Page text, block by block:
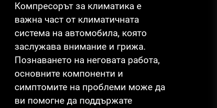
Компресорът за климатика е
важна част от климатичната
система на автомобила, която
заслужава внимание и грижа.
Познаването на неговата работа,
основните компоненти и
симптомите на проблеми може да
ви помогне да поддържате